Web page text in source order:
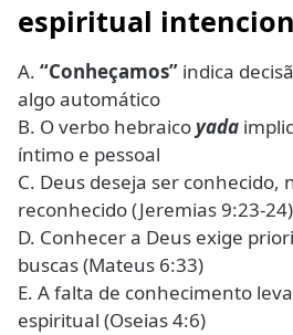
espiritual
A. “Conheçamos” indica
algo automático
B. O verbo hebraico yada
íntimo e pessoal
C. Deus deseja ser conhecido,
reconhecido (Jeremias 9:23-24)
D. Conhecer a Deus exige
buscas (Mateus 6:33)
E. A falta de conhecimento
espiritual (Oseias 4:6)